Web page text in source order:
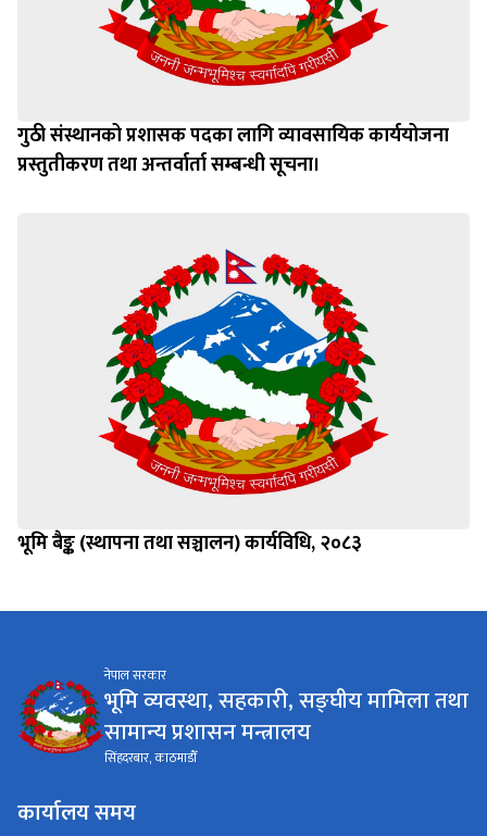
गुठी संस्थानको प्रशासक पदका लागि व्यावसायिक कार्ययोजना
प्रस्तुतीकरण तथा अन्तर्वार्ता सम्बन्धी सूचना।
भूमि बैङ्क (स्थापना तथा सञ्चालन) कार्यविधि, २०८३
नेपाल सरकार
भूमि व्यवस्था, सहकारी, सङ्घीय मामिला तथा
सामान्य प्रशासन मन्त्रालय
सिंहदरबार, काठमाडौँ
कार्यालय समय